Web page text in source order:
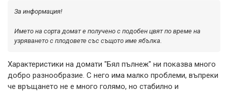
За информация!
Името на сорта домат е получено с подобен цвят по време на
узряването с плодовете със същото име ябълка.
Характеристики на домати "Бял пълнеж" ни показва много
добро разнообразие. С него има малко проблеми, въпреки
че връщането не е много голямо, но стабилно и